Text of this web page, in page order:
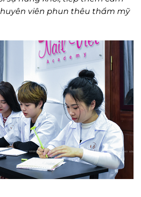
viên phun thêu thẩm mỹ